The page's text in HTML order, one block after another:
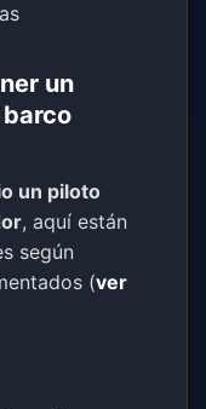
un
un piloto
, aquí están
según
(ver